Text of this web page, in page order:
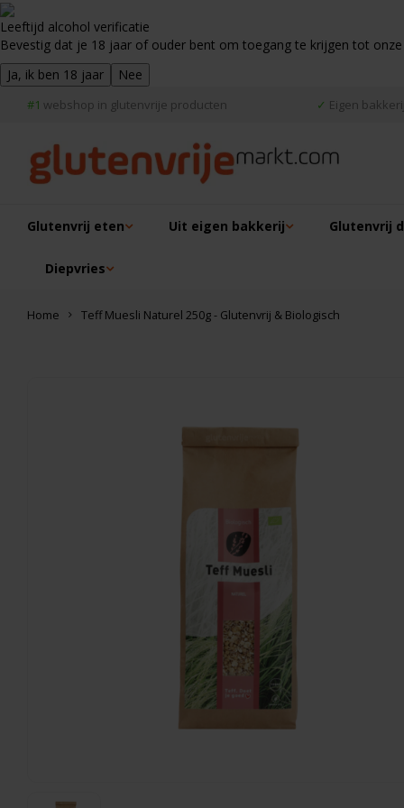
Leeftijd alcohol verificatie
Bevestig dat je 18 jaar of ouder bent om toegang te krijgen tot onze
Ja, ik ben 18 jaar
Nee
#1 webshop in glutenvrije producten ✓ Eigen
Glutenvrij eten Uit eigen bakkerij Glutenvrij
Diepvries
Home Teff Muesli Naturel 250g - Glutenvrij & Biologisch